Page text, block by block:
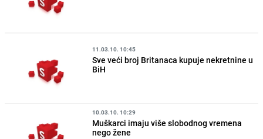
11.03.10. 10:45
Sve veći broj Britanaca kupuje nekretnine u
BiH
10.03.10. 10:29
Muškarci imaju više slobodnog vremena
nego žene